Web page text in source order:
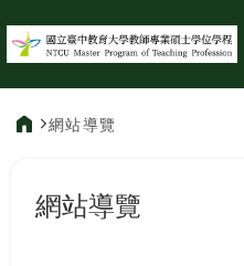
網站導覽
網站導覽